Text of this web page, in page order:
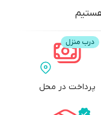
پرداخت در محل